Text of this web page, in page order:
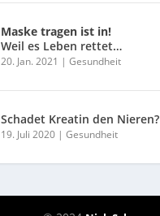
Maske tragen ist in!
Weil es Leben rettet…
20. Jan. 2021 |Gesundheit
Schadet Kreatin den Nieren?
19. Juli 2020 |Gesundheit